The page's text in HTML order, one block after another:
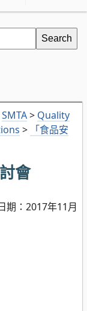
SMTA> Quality
>
「食品安
會
期：2017年11月